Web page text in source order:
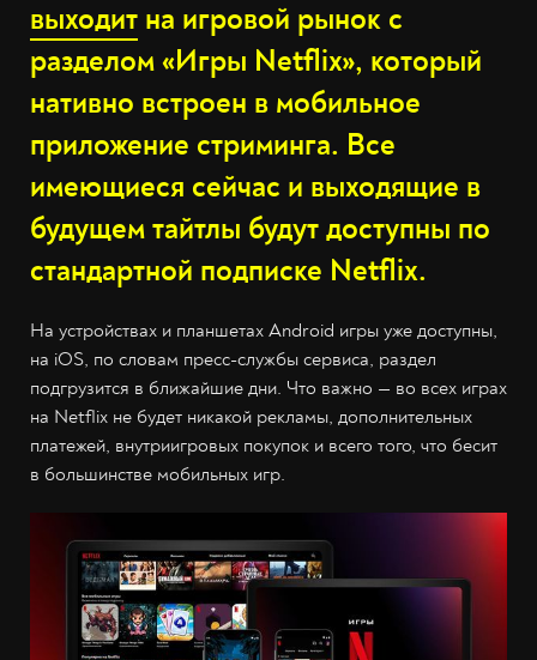
выходит на игровой рынок с
разделом «Игры Netflix», который
нативно встроен в мобильное
приложение стриминга. Все
имеющиеся сейчас и выходящие в
будущем тайтлы будут доступны по
стандартной подписке Netflix.
На устройствах и планшетах Android игры уже доступны,
на iOS, по словам пресс-службы сервиса, раздел
подгрузится в ближайшие дни. Что важно — во всех играх
на Netflix не будет никакой рекламы, дополнительных
платежей, внутриигровых покупок и всего того, что бесит
в большинстве мобильных игр.